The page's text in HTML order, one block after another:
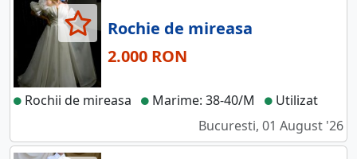
Rochie de mireasa
2.000 RON
Rochii de mireasa Marime: 38-40/M
Utilizat
Bucuresti, 01 August '26